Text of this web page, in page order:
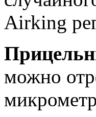
Airking
можно